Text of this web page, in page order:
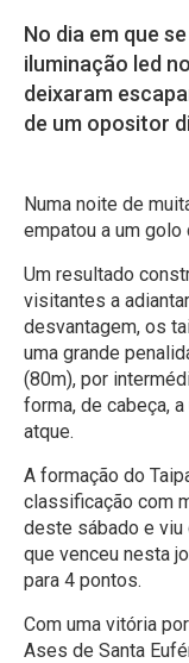
No dia em que
iluminação led
deixaram
de um opositor
Numa noite de
empatou a um golo
Um resultado
visitantes a
desvantagem, os
uma grande
(80m), por
forma, de cabeça,
atque.
A formação do
classificação com
deste sábado e viu
que venceu nesta
para 4 pontos.
Com uma vitória
Ases de Santa